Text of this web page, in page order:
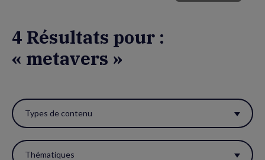
4 Résultats pour :
« metavers »
ces
filtres
pour
Types de contenu
Thématiques